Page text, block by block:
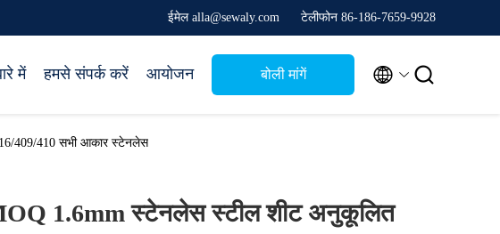
ईमेल alla@sewaly.com टेलीफोन 86-186-7659-9928
में हमसे संपर्क करें आयोजन बोली मांगें  
409/410 सभी आकार स्टेनलेस
1.6mm स्टेनलेस स्टील शीट अनुकूलित